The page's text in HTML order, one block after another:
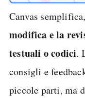
Canvas
modifica e la
testuali o codici.
consigli e
piccole parti, ma